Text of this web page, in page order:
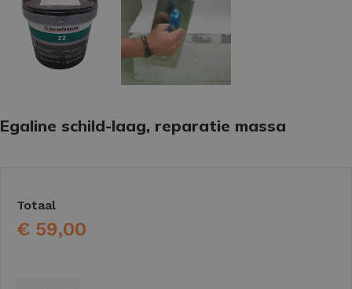
Egaline schild-laag, reparatie massa
Totaal
€ 59,00